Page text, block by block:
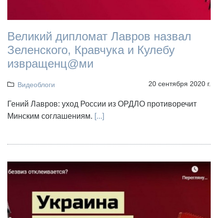
Великий дипломат Лавров назвал
Зеленского, Кравчука и Кулебу
извращенц@ми
Видеоблоги 20 сентября 2020 г.
Гений Лавров: уход России из ОРДЛО противоречит
Минским соглашениям. [...]